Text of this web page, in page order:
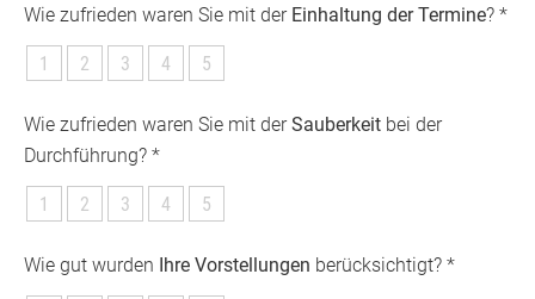
Wie zufrieden waren Sie mit der Einhaltung der Termine? *
1 2 3 4 5
Wie zufrieden waren Sie mit derSauberkeit bei der
Durchführung? *
1 2 3 4 5
Wie gut wurden Ihre Vorstellungen berücksichtigt? *